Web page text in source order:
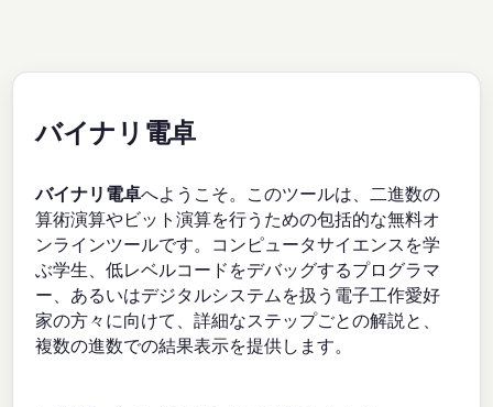
バイナリ電卓
バイナリ電卓へようこそ。このツールは、二進数の
算術演算やビット演算を行うための包括的な無料オ
ンラインツールです。コンピュータサイエンスを学
ぶ学生、低レベルコードをデバッグするプログラマ
ー、あるいはデジタルシステムを扱う電子工作愛好
家の方々に向けて、詳細なステップごとの解説と、
複数の進数での結果表示を提供します。